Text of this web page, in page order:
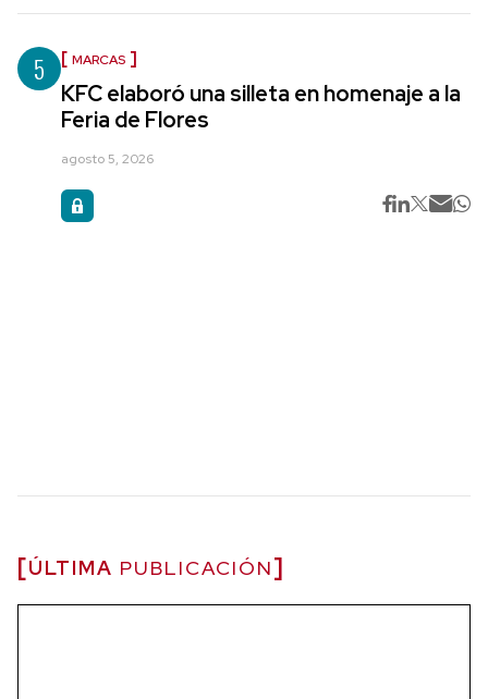
5 MARCAS
KFC elaboró una silleta en homenaje a la
Feria de Flores
agosto 5, 2026
ÚLTIMA PUBLICACIÓN